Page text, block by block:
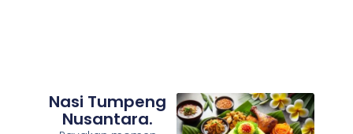
Nasi Tumpeng
Nusantara.